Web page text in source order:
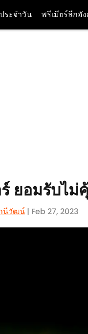
ระจำวัน พรีเมียร์ลีกอั
ยอมรับไม่
นีวัฒน์ | Feb 27, 2023